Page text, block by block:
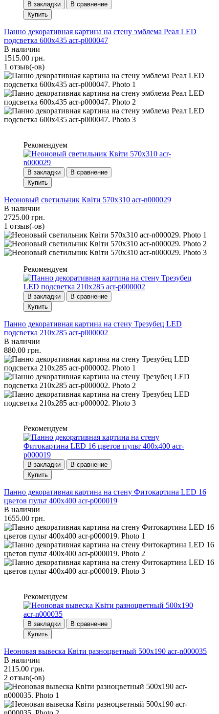
В закладки
В сравнение
Купить
Панно декоративная картина на стену эмблема Реал LED
подсветка 600х435 acr-p000047
В наличии
1515.00 грн.
1 отзыв(-ов)
Рекомендуем
В закладки
В сравнение
Купить
Неоновый светильник Квіти 570х310 acr-n000029
В наличии
2725.00 грн.
1 отзыв(-ов)
Рекомендуем
В закладки
В сравнение
Купить
Панно декоративная картина на стену Трезубец LED
подсветка 210x285 acr-p000002
В наличии
880.00 грн.
Рекомендуем
В закладки
В сравнение
Купить
Панно декоративная картина на стену Фитокартина LED 16
цветов пульт 400x400 acr-p000019
В наличии
1655.00 грн.
Рекомендуем
В закладки
В сравнение
Купить
Неоновая вывеска Квіти разноцветный 500х190 acr-n000035
В наличии
2115.00 грн.
2 отзыв(-ов)